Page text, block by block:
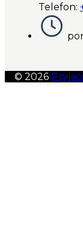
Telefon:
© 2026